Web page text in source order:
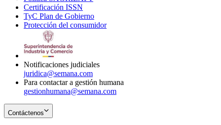
new
window
Certificación ISSN
in
new
TyC Plan de Gobierno
in
Protección del consumidorOpens
Notificaciones judiciales
juridica@semana.com
Para contactar a gestión humana
gestionhumana@semana.com
Contáctenos